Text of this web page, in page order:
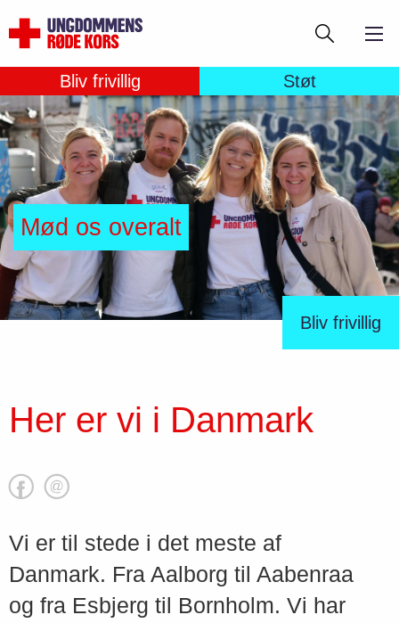
til
hovedindhold
Søg
Bliv frivillig Støt
Mød os overalt
Bliv frivillig
Her er vi i Danmark
Vi er til stede i det meste af
Danmark. Fra Aalborg til Aabenraa
og fra Esbjerg til Bornholm. Vi har